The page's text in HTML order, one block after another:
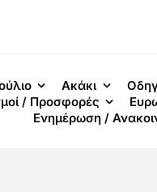
Ακάκι
/ Προσφορές
Ενημέρωση /